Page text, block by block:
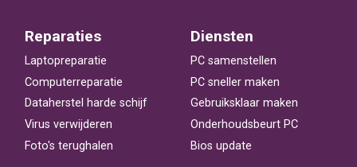
Reparaties
Laptopreparatie
Computerreparatie
Dataherstel harde schijf
Virus verwijderen
Foto's terughalen
Diensten
PC samenstellen
PC sneller maken
Gebruiksklaar maken
Onderhoudsbeurt PC
Bios update